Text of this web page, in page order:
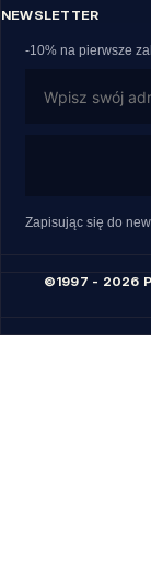
NEWSLETTER
-10% na pierwsze
Zapisując się do
©1997 - 2026